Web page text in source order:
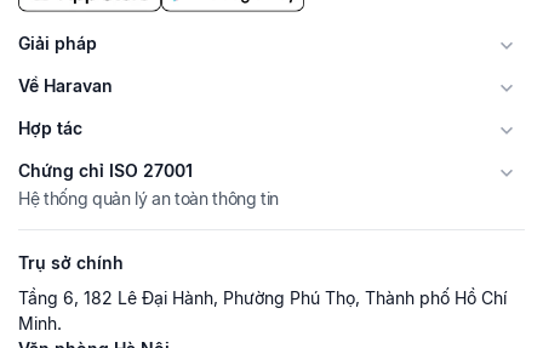
Giải pháp
Về Haravan
Hợp tác
Chứng chỉ ISO 27001
Hệ thống quản lý an toàn thông tin
Trụ sở chính
Tầng 6, 182 Lê Đại Hành, Phường Phú Thọ, Thành phố Hồ Chí
Minh.